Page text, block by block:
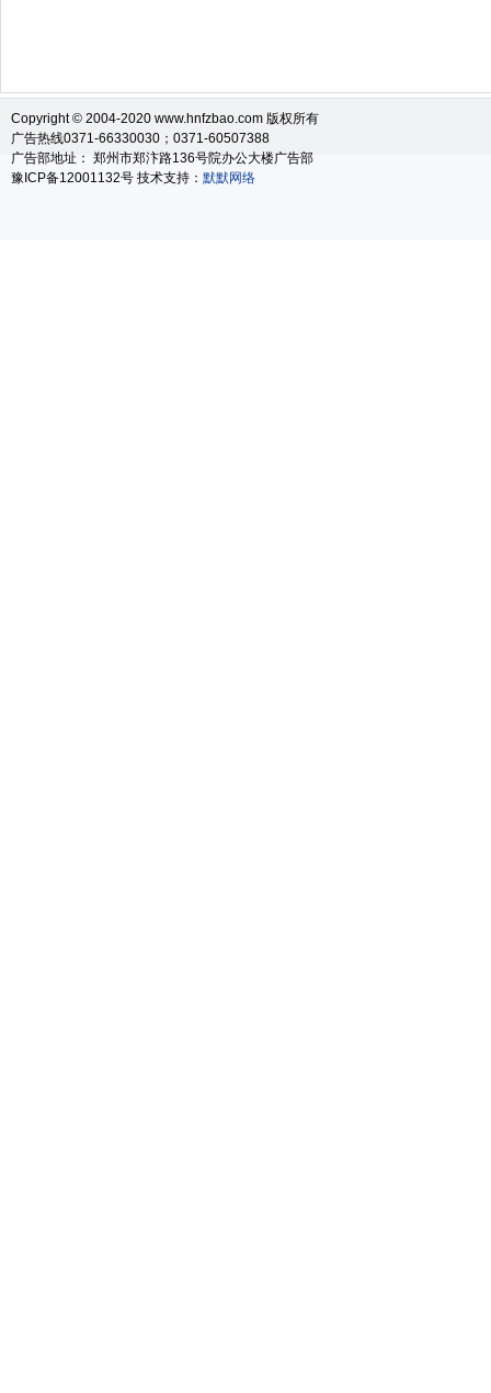
Copyright © 2004-2020 www.hnfzbao.com 版权所有
广告热线0371-66330030；0371-60507388
广告部地址： 郑州市郑汴路136号院办公大楼广告部
豫ICP备12001132号 技术支持： 默默网络